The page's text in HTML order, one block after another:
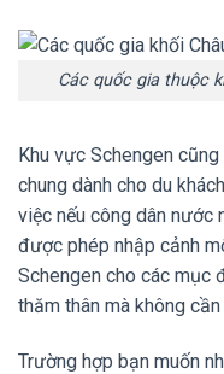
Các quốc gia thuộc
Khu vực Schengen
chung dành cho du
việc nếu công dân nước
được phép nhập cảnh
Schengen cho các mục
thăm thân mà không
Trường hợp bạn muốn